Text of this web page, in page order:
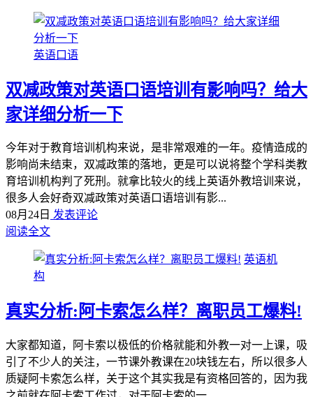
英语口语
双减政策对英语口语培训有影响吗？给大
家详细分析一下
今年对于教育培训机构来说，是非常艰难的一年。疫情造成的
影响尚未结束，双减政策的落地，更是可以说将整个学科类教
育培训机构判了死刑。就拿比较火的线上英语外教培训来说，
很多人会好奇双减政策对英语口语培训有影...
08月24日 发表评论
阅读全文
英语机
构
真实分析:阿卡索怎么样？离职员工爆料!
大家都知道，阿卡索以极低的价格就能和外教一对一上课，吸
引了不少人的关注，一节课外教课在20块钱左右，所以很多人
质疑阿卡索怎么样，关于这个其实我是有资格回答的，因为我